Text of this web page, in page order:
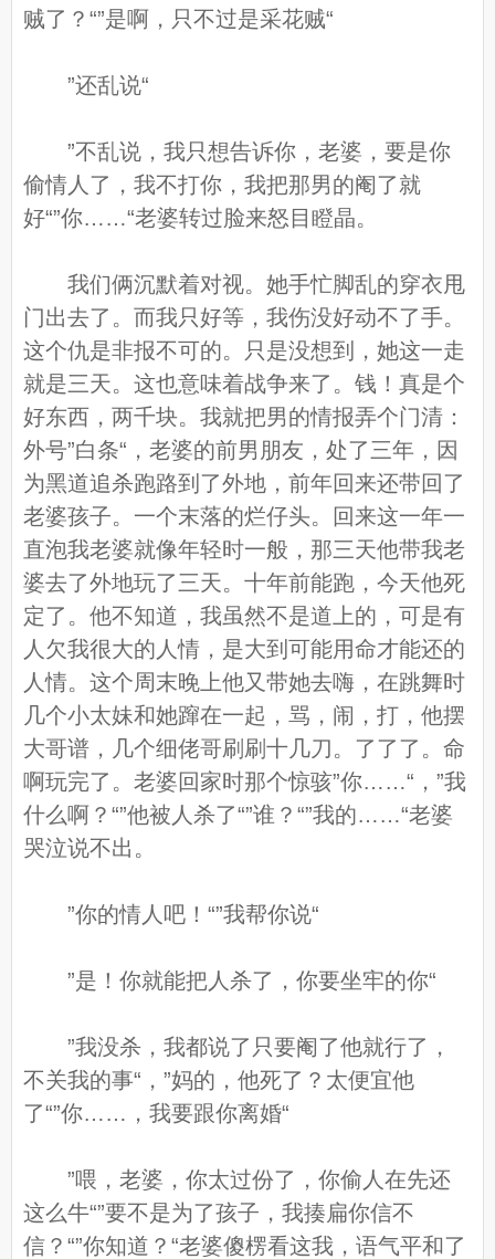
贼了？“”是啊，只不过是采花贼“
”还乱说“
”不乱说，我只想告诉你，老婆，要是你
偷情人了，我不打你，我把那男的阉了就
好“”你……“老婆转过脸来怒目瞪晶。
我们俩沉默着对视。她手忙脚乱的穿衣甩
门出去了。而我只好等，我伤没好动不了手。
这个仇是非报不可的。只是没想到，她这一走
就是三天。这也意味着战争来了。钱！真是个
好东西，两千块。我就把男的情报弄个门清：
外号”白条“，老婆的前男朋友，处了三年，因
为黑道追杀跑路到了外地，前年回来还带回了
老婆孩子。一个末落的烂仔头。回来这一年一
直泡我老婆就像年轻时一般，那三天他带我老
婆去了外地玩了三天。十年前能跑，今天他死
定了。他不知道，我虽然不是道上的，可是有
人欠我很大的人情，是大到可能用命才能还的
人情。这个周末晚上他又带她去嗨，在跳舞时
几个小太妹和她蹿在一起，骂，闹，打，他摆
大哥谱，几个细佬哥刷刷十几刀。了了了。命
啊玩完了。老婆回家时那个惊骇”你……“，”我
什么啊？“”他被人杀了“”谁？“”我的……“老婆
哭泣说不出。
”你的情人吧！“”我帮你说“
”是！你就能把人杀了，你要坐牢的你“
”我没杀，我都说了只要阉了他就行了，
不关我的事“，”妈的，他死了？太便宜他
了“”你……，我要跟你离婚“
”喂，老婆，你太过份了，你偷人在先还
这么牛“”要不是为了孩子，我揍扁你信不
信？“”你知道？“老婆傻楞看这我，语气平和了